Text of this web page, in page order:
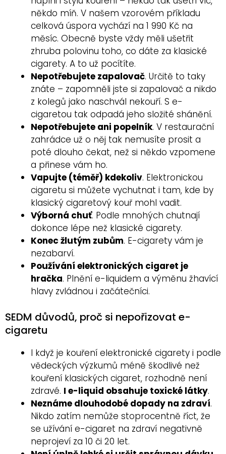
někdo míň. V našem vzorovém příkladu
celková úspora vychází na 1 990 Kč na
měsíc. Obecně byste vždy měli ušetřit
zhruba polovinu toho, co dáte za klasické
cigarety. A to už pocítíte.
Nepotřebujete zapalovač. Určitě to taky
znáte – zapomněli jste si zapalovač a nikdo
z kolegů jako naschvál nekouří. S e-
cigaretou tak odpadá jeho složité shánění.
Nepotřebujete ani popelník. V restaurační
zahrádce už o něj tak nemusíte prosit a
poté dlouho čekat, než si někdo vzpomene
a přinese vám ho.
Vapujte (téměř) kdekoliv. Elektronickou
cigaretu si můžete vychutnat i tam, kde by
klasický cigaretový kouř mohl vadit.
Výborná chuť. Podle mnohých chutnají
dokonce lépe než klasické cigarety.
Konec žlutým zubům. E-cigarety vám je
nezabarví.
Používání elektronických cigaret je
hračka. Plnění e-liquidem a výměnu žhavící
hlavy zvládnou i začátečníci.
SEDM důvodů, proč si nepořizovat e-
cigaretu
I když je kouření elektronické cigarety i podle
vědeckých výzkumů méně škodlivé než
kouření klasických cigaret, rozhodně není
zdravé. I e-liquid obsahuje toxické látky.
Neznáme dlouhodobé dopady na zdraví.
Nikdo zatím nemůže stoprocentně říct, že
se užívání e-cigaret na zdraví negativně
neprojeví za 10 či 20 let.